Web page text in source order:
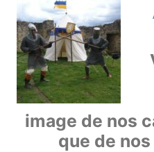
image de nos
que de